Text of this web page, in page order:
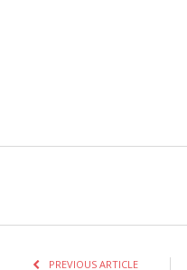
PREVIOUS ARTICLE